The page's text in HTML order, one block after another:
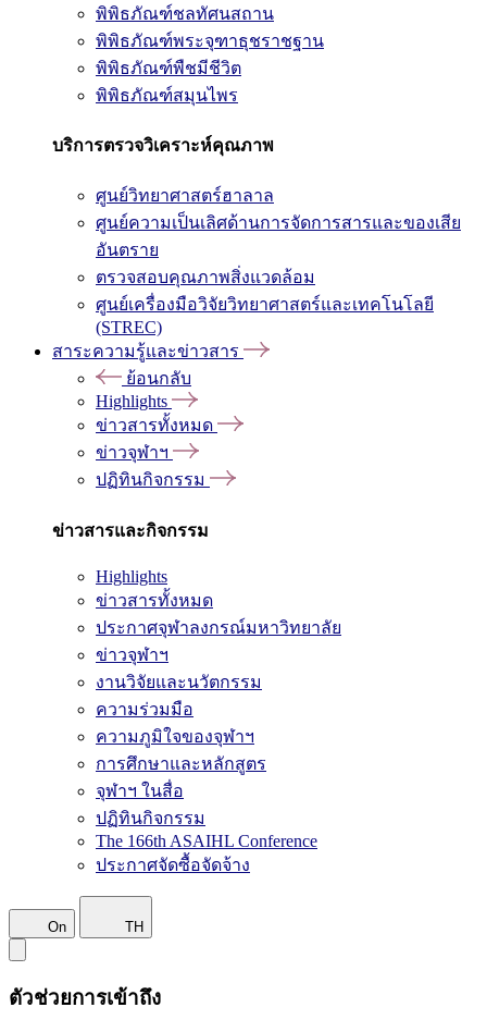
พิพิธภัณฑ์ชลทัศนสถาน
พิพิธภัณฑ์พระจุฑาธุชราชฐาน
พิพิธภัณฑ์พืชมีชีวิต
พิพิธภัณฑ์สมุนไพร
บริการตรวจวิเคราะห์คุณภาพ
ศูนย์วิทยาศาสตร์ฮาลาล
ศูนย์ความเป็นเลิศด้านการจัดการสารและของเสีย
อันตราย
ตรวจสอบคุณภาพสิ่งแวดล้อม
ศูนย์เครื่องมือวิจัยวิทยาศาสตร์และเทคโนโลยี
(STREC)
สาระความรู้และข่าวสาร
ย้อนกลับ
Highlights
ข่าวสารทั้งหมด
ข่าวจุฬาฯ
ปฏิทินกิจกรรม
ข่าวสารและกิจกรรม
Highlights
ข่าวสารทั้งหมด
ประกาศจุฬาลงกรณ์มหาวิทยาลัย
ข่าวจุฬาฯ
งานวิจัยและนวัตกรรม
ความร่วมมือ
ความภูมิใจของจุฬาฯ
การศึกษาและหลักสูตร
จุฬาฯ ในสื่อ
ปฏิทินกิจกรรม
The 166th ASAIHL Conference
ประกาศจัดซื้อจัดจ้าง
On TH
ตัวช่วยการเข้าถึง